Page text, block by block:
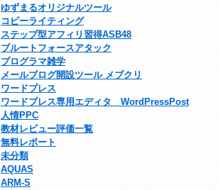
ゆずまるオリジナルツール
コピーライティング
ステップ型アフィリ習得ASB48
ブルートフォースアタック
プログラマ雑学
メールブログ開設ツール メブクリ
ワードプレス
ワードプレス専用エディタ WordPressPost
人情PPC
教材レビュー評価一覧
無料レポート
未分類
AQUAS
ARM-S